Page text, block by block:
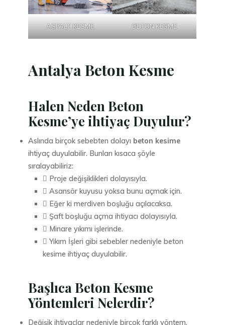
ASFALT KESME BETON KESME
Antalya Beton Kesme
Halen Neden Beton
Kesme’ye ihtiyaç Duyulur?
Aslında birçok sebebten dolayı beton kesime
ihtiyaç duyulabilir. Bunları kısaca şöyle
sıralayabiliriz:
 Proje değişiklikleri dolayısıyla.
 Asansör kuyusu yoksa bunu açmak için.
 Eğer ki merdiven boşluğu açılacaksa.
 Şaft boşluğu açma ihtiyacı dolayısıyla.
 Minare yıkımı işlerinde.
 Yıkım İşleri gibi sebebler nedeniyle beton
kesime ihtiyaç duyulabilir.
Başlıca Beton Kesme
Yöntemleri Nelerdir?
Değişik ihtiyaçlar nedeniyle birçok farklı yöntem,